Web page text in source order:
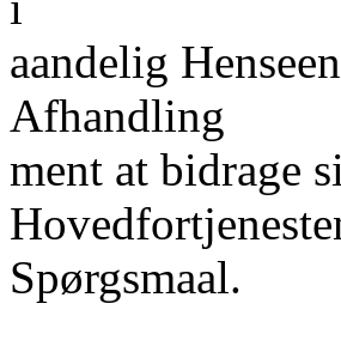
aandelig
Afhandling
ment at bidrage
Spørgsmaal.